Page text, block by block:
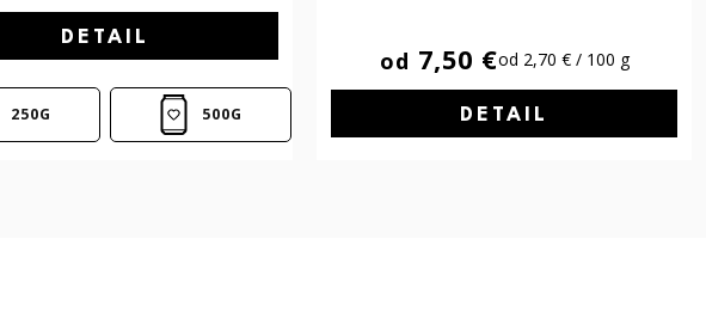
DETAIL
250G 500G
od 7,50 €od 2,70 € / 100 g
DETAIL